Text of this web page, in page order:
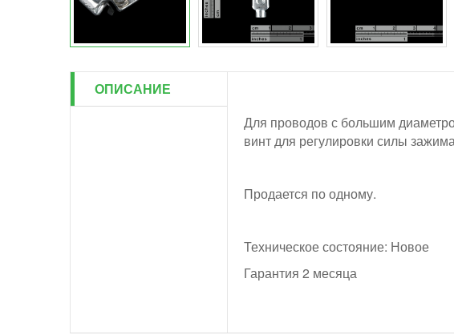
ОПИСАНИЕ
Для проводов с большим
винт для регулировки силы
Продается по одному.
Техническое состояние: Новое
Гарантия 2 месяца